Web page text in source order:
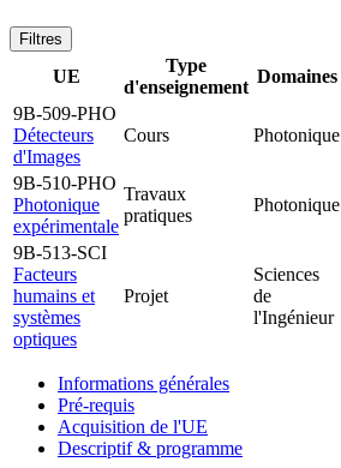
Filtres
UE
Type
d'enseignement
Domaines
9B-509-PHO
Détecteurs
d'Images
Cours Photonique
9B-510-PHO
Photonique
expérimentale
Travaux
pratiques
Photonique
9B-513-SCI
Facteurs
humains et
systèmes
optiques
Projet
Sciences
de
l'Ingénieur
Informations générales
Pré-requis
Acquisition de l'UE
Descriptif & programme